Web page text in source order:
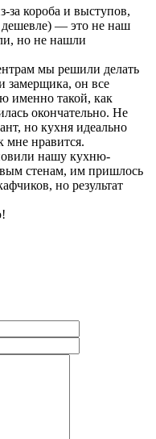
за короба и выступов,
дешевле) — это не наш
но не нашли
мы решили делать
замерщика, он все
именно такой, как
окончательно. Не
но кухня идеально
мне нравится.
нашу кухню-
стенам, им пришлось
но результат